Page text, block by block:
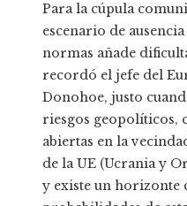
Para la cúpula
escenario de
normas añade
recordó el jefe del
Donohoe, justo
riesgos geopolíticos,
abiertas en la
de la UE (Ucrania y
y existe un horizonte